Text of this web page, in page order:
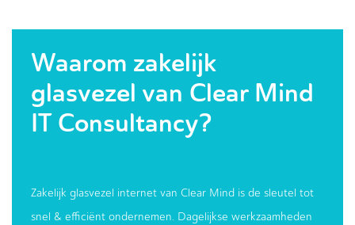
Waarom zakelijk
glasvezel van Clear Mind
IT Consultancy?
Zakelijk glasvezel internet van Clear Mind is de sleutel tot
snel & efficiënt ondernemen. Dagelijkse werkzaamheden